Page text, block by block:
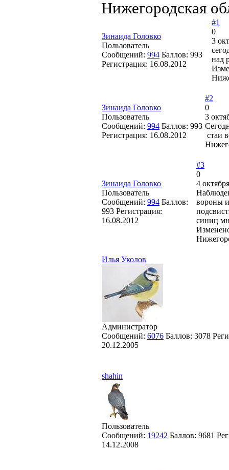
Нижегородская
Зинаида Головко
Пользователь
Сообщений: 994 Баллов: 993
Регистрация: 16.08.2012
#1
0
3
над
Зинаида Головко
Пользователь
Сообщений: 994 Баллов: 993
Регистрация: 16.08.2012
#2
0
3
стаи
Зинаида Головко
Пользователь
Сообщений: 994 Баллов:
993 Регистрация:
16.08.2012
#3
0
4
вороны
синиц
Илья Уколов
Администратор
Сообщений: 6076 Баллов: 3078
20.12.2005
shahin
Пользователь
Сообщений: 19242 Баллов: 9681
14.12.2008